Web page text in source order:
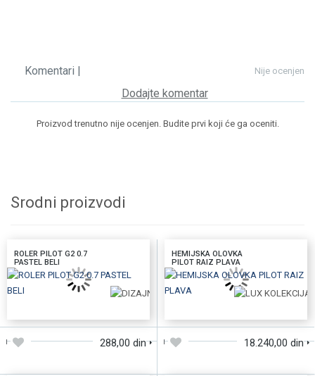
Nije ocenjen
Komentari |
Dodajte komentar
Proizvod trenutno nije ocenjen. Budite prvi koji će ga oceniti.
Srodni proizvodi
ROLER PILOT G2 0.7
PASTEL BELI
288,00 din
HEMIJSKA OLOVKA
PILOT RAIZ PLAVA
18.240,00 din